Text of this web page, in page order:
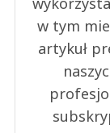
w tym
artykuł